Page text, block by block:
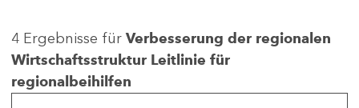
4 Ergebnisse für Verbesserung der regionalen
Wirtschaftsstruktur Leitlinie für
regionalbeihilfen